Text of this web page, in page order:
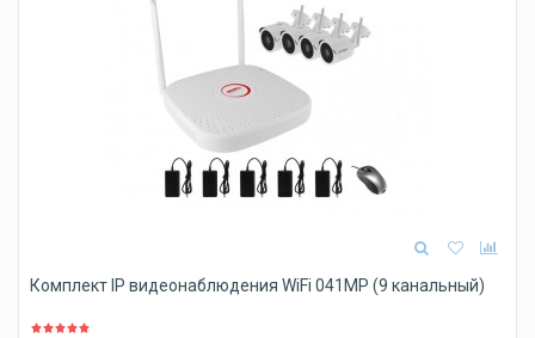
Комплект IP видеонаблюдения WiFi 041MP (9 канальный)